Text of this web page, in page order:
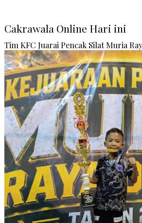
Cakrawala Online Hari ini
Tim KFC Juarai Pencak Silat Muria